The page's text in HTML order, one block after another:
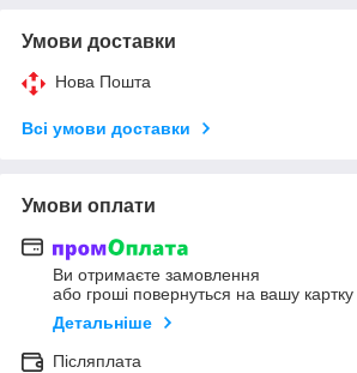
Умови доставки
Нова Пошта
Всі умови доставки
Умови оплати
Ви отримаєте замовлення
або гроші повернуться на вашу картку
Детальніше
Післяплата